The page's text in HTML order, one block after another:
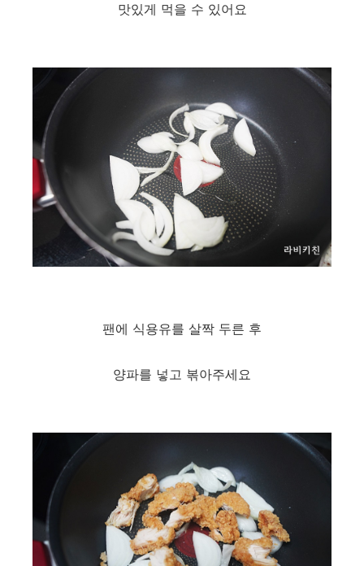
맛있게 먹을 수 있어요
팬에 식용유를 살짝 두른 후
양파를 넣고 볶아주세요